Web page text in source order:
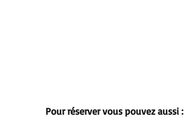
Pour réserver vous pouvez aussi :